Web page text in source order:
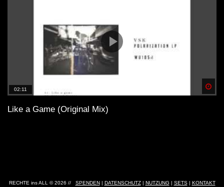
02:11
Like a Game (Original Mix)
RECHTE ins ALL © 2026 // SPENDEN| DATENSCHUTZ| NUTZUNG | SETS| KONTAKT